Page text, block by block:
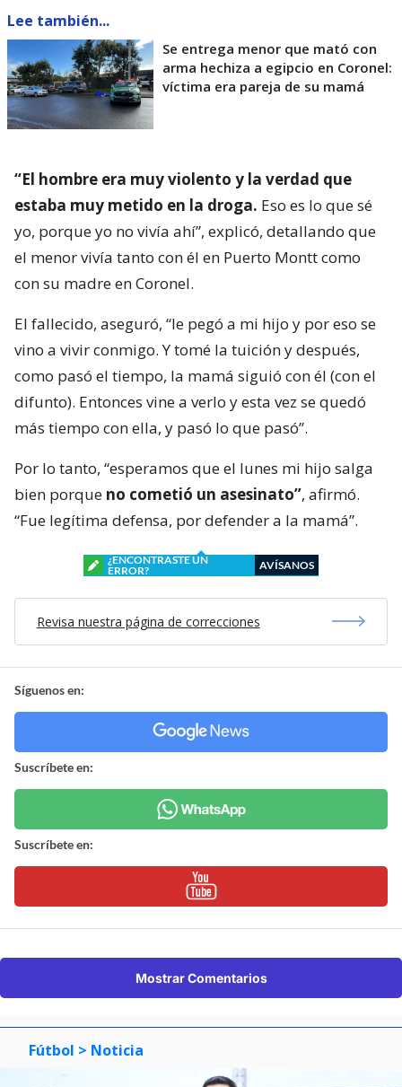
Lee también...
Se entrega menor que mató con
arma hechiza a egipcio en Coronel:
víctima era pareja de su mamá
“El hombre era muy violento y la verdad que
estaba muy metido en la droga. Eso es lo que sé
yo, porque yo no vivía ahí”, explicó, detallando que
el menor vivía tanto con él en Puerto Montt como
con su madre en Coronel.
El fallecido, aseguró, “le pegó a mi hijo y por eso se
vino a vivir conmigo. Y tomé la tuición y después,
como pasó el tiempo, la mamá siguió con él (con el
difunto). Entonces vine a verlo y esta vez se quedó
más tiempo con ella, y pasó lo que pasó”.
Por lo tanto, “esperamos que el lunes mi hijo salga
bien porque no cometió un asesinato”, afirmó.
“Fue legítima defensa, por defender a la mamá”.
¿ENCONTRASTE UN
ERROR?
AVÍSANOS
Revisa nuestra página de correcciones
Síguenos en:
Suscríbete en:
Suscríbete en:
Mostrar Comentarios
Fútbol > Noticia